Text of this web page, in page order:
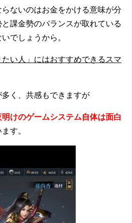
ないのはお金をかける意味が分
課金勢のバランスが取れている
でしょうから。
い人」にはおすすめできるスマ
く、共感もできますが
けのゲームシステム自体は面白
す。